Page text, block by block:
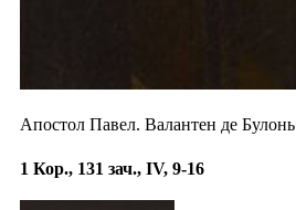
Апостол Павел. Валантен де Булонь
1 Кор., 131 зач., IV, 9-16